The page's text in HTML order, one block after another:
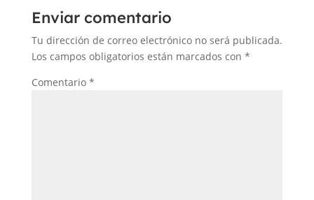
Enviar comentario
Tu dirección de correo electrónico no será publicada.
Los campos obligatorios están marcados con *
Comentario *